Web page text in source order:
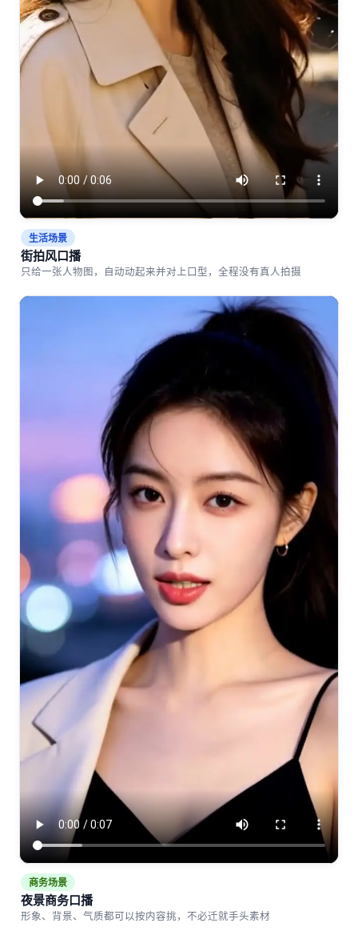
生活场景
街拍风口播
只给一张人物图，自动动起来并对上口型，全程没有真人拍摄
商务场景
夜景商务口播
形象、背景、气质都可以按内容挑，不必迁就手头素材